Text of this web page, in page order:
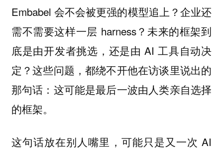
Embabel 会不会被更强的模型追上？企业还
需不需要这样一层 harness？未来的框架到
底是由开发者挑选，还是由 AI 工具自动决
定？这些问题，都绕不开他在访谈里说出的
那句话：这可能是最后一波由人类亲自选择
的框架。
这句话放在别人嘴里，可能只是又一次 AI